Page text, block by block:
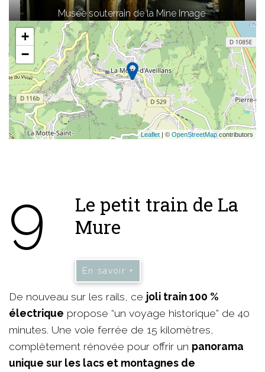
Musée souterrain de la Mine Image
+
−
Leaflet | © OpenStreetMapcontributors
9
Le petit train de La
Mure
En savoir +
De nouveau sur les rails, ce joli train 100 %
électrique propose “un voyage historique” de 40
minutes. Une voie ferrée de 15 kilomètres,
complètement rénovée pour offrir un panorama
unique sur les lacs et montagnes de